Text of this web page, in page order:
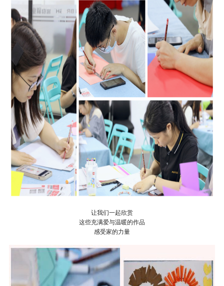
让我们一起欣赏
这些充满爱与温暖的作品
感受家的力量